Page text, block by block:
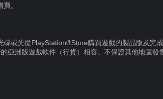
。
或先從PlayStation®Store購買遊戲的製品版及完成
亞洲版遊戲軟件（行貨）相容。不保證其他地區發